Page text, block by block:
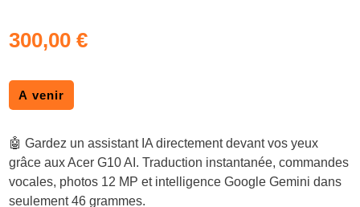
300,00€
A venir
🤖 Gardez un assistant IA directement devant vos yeux
grâce aux Acer G10 AI. Traduction instantanée, commandes
vocales, photos 12 MP et intelligence Google Gemini dans
seulement 46 grammes.